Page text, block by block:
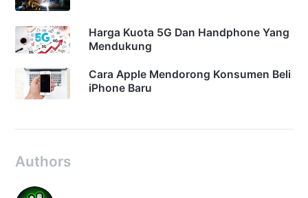
Harga Kuota 5G Dan Handphone Yang
Mendukung
Cara Apple Mendorong Konsumen Beli
iPhone Baru
Authors